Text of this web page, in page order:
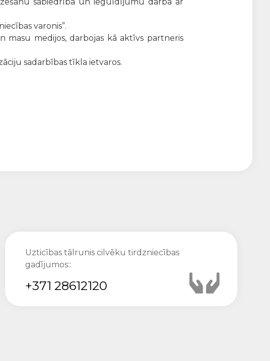
varonis”.
masu medijos, darbojas kā aktīvs partneris
sadarbības tīkla ietvaros.
Uzticības tālrunis cilvēku tirdzniecības
gadījumos::
+371 28612120